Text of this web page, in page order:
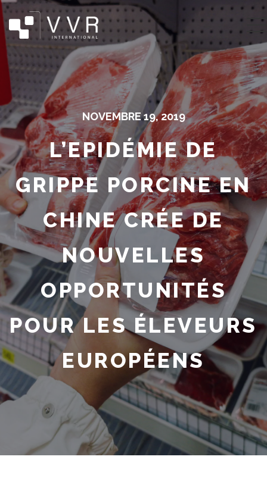
NOVEMBRE 19, 2019
L’EPIDÉMIE DE
GRIPPE PORCINE EN
CHINE CRÉE DE
NOUVELLES
OPPORTUNITÉS
POUR LES ÉLEVEURS
EUROPÉENS